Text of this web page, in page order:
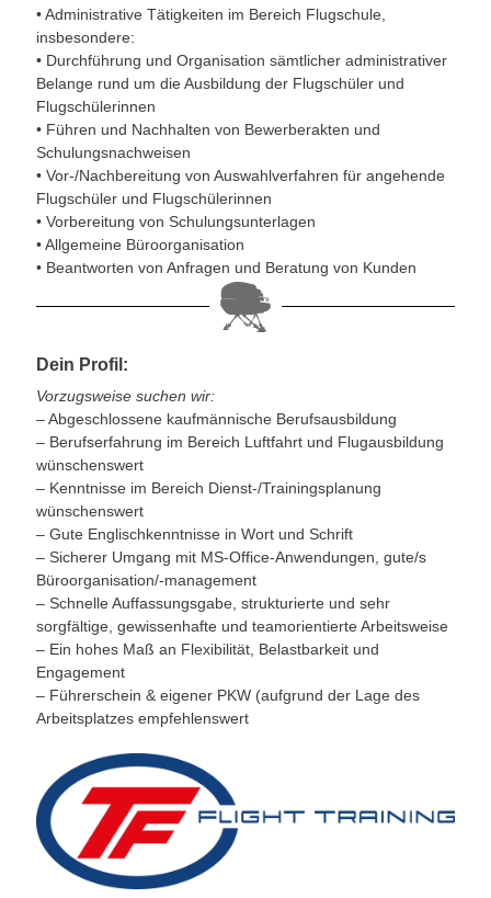
•Administrative Tätigkeiten im Bereich Flugschule,
insbesondere:
• Durchführung und Organisation sämtlicher administrativer
Belange rund um die Ausbildung der Flugschüler und
Flugschülerinnen
• Führen und Nachhalten von Bewerberakten und
Schulungsnachweisen
• Vor-/Nachbereitung von Auswahlverfahren für angehende
Flugschüler und Flugschülerinnen
• Vorbereitung von Schulungsunterlagen
•Allgemeine Büroorganisation
• Beantworten von Anfragen und Beratung von Kunden
Dein Profil:
Vorzugsweise suchen wir:
– Abgeschlossene kaufmännische Berufsausbildung
– Berufserfahrung im Bereich Luftfahrt und Flugausbildung
wünschenswert
– Kenntnisse im Bereich Dienst-/Trainingsplanung
wünschenswert
– Gute Englischkenntnisse in Wort und Schrift
– Sicherer Umgang mit MS-Office-Anwendungen, gute/s
Büroorganisation/-management
– Schnelle Auffassungsgabe, strukturierte und sehr
sorgfältige, gewissenhafte und teamorientierte Arbeitsweise
– Ein hohes Maß an Flexibilität, Belastbarkeit und
Engagement
– Führerschein & eigener PKW (aufgrund der Lage des
Arbeitsplatzes empfehlenswert